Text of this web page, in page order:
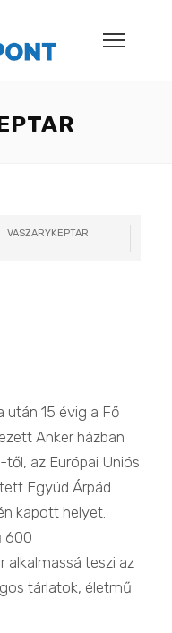
VASZARYKEPTAR
után 15 évig a Fő
Anker házban
az Európai Uniós
Együd Árpád
kapott helyet.
600
alkalmassá teszi az
tárlatok, életmű